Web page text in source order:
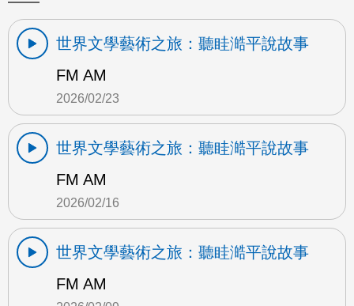
世界文學藝術之旅：聽眭澔平說故事
FM AM
2026/02/23
世界文學藝術之旅：聽眭澔平說故事
FM AM
2026/02/16
世界文學藝術之旅：聽眭澔平說故事
FM AM